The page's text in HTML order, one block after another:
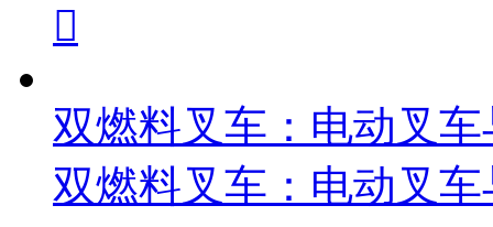

双燃料叉车：电动叉
双燃料叉车：电动叉